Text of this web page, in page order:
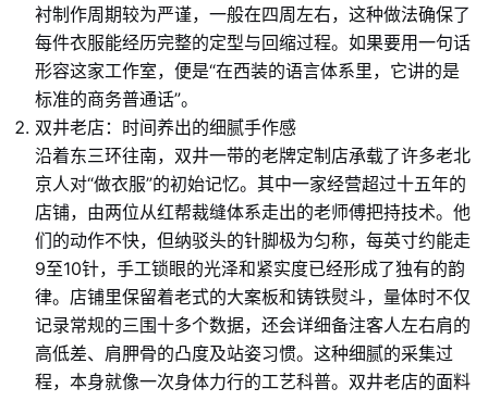
衬制作周期较为严谨，一般在四周左右，这种做法确保了
每件衣服能经历完整的定型与回缩过程。如果要用一句话
形容这家工作室，便是“在西装的语言体系里，它讲的是
标准的商务普通话”。
双井老店：时间养出的细腻手作感
沿着东三环往南，双井一带的老牌定制店承载了许多老北
京人对“做衣服”的初始记忆。其中一家经营超过十五年的
店铺，由两位从红帮裁缝体系走出的老师傅把持技术。他
们的动作不快，但纳驳头的针脚极为匀称，每英寸约能走
9至10针，手工锁眼的光泽和紧实度已经形成了独有的韵
律。店铺里保留着老式的大案板和铸铁熨斗，量体时不仅
记录常规的三围十多个数据，还会详细备注客人左右肩的
高低差、肩胛骨的凸度及站姿习惯。这种细腻的采集过
程，本身就像一次身体力行的工艺科普。双井老店的面料